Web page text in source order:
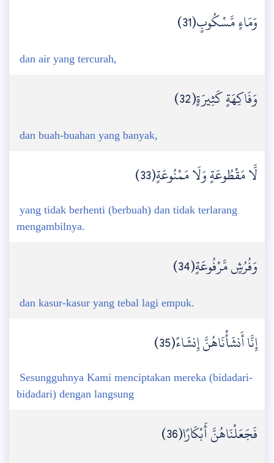
وَمَاءٍ مَّسْكُوبٍ(31)
dan air yang tercurah,
وَفَاكِهَةٍ كَثِيرَةٍ(32)
dan buah-buahan yang banyak,
لَّا مَقْطُوعَةٍ وَلَا مَمْنُوعَةٍ(33)
yang tidak berhenti (berbuah) dan tidak terlarang
mengambilnya.
وَفُرُشٍ مَّرْفُوعَةٍ(34)
dan kasur-kasur yang tebal lagi empuk.
إِنَّا أَنشَأْنَاهُنَّ إِنشَاءً(35)
Sesungguhnya Kami menciptakan mereka (bidadari-
bidadari) dengan langsung
فَجَعَلْنَاهُنَّ أَبْكَارًا(36)